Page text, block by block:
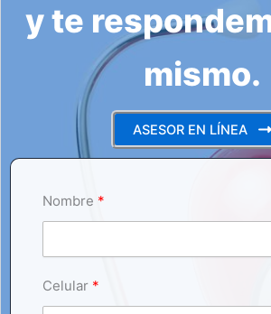
y te
mismo.
ASESOR EN LÍNEA
Nombre
Celular